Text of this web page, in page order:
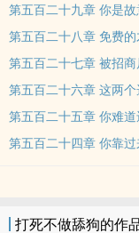
第五百二十九章 你是
第五百二十八章 免费
第五百二十七章 被招商
第五百二十六章 这两
第五百二十五章 你难
第五百二十四章 你靠
打死不做舔狗的作